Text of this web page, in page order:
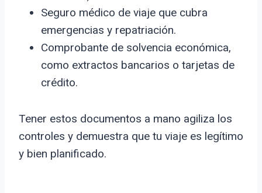
Seguro médico de viaje que cubra
emergencias y repatriación.
Comprobante de solvencia económica,
como extractos bancarios o tarjetas de
crédito.
Tener estos documentos a mano agiliza los
controles y demuestra que tu viaje es legítimo
y bien planificado.